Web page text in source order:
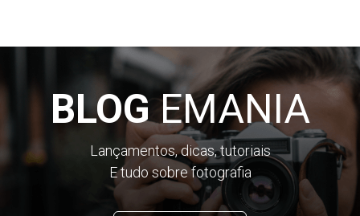
controles de ganho flexíveis e predefinições personalizadas.
Adicione uma camada extra de proteção com o canal de
segurança.
Verifique seus níveis de áudio rapidamente com o visor LCD
brilhante e configure as configurações em tempo real com
controles dedicados para tudo, desde o ajuste de ganho até
o disparo de gravações. Personalize o sistema de acordo
com suas necessidades em qualquer lugar usando seu
BLOGEMANIA
Lançamentos, dicas, tutoriais
E tudo sobre fotografia